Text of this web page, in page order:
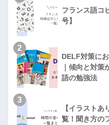
フランス語コ
号】
2
DELF対策に
｜傾向と対
語の勉強法
3
【イラスト
覧！聞き方の